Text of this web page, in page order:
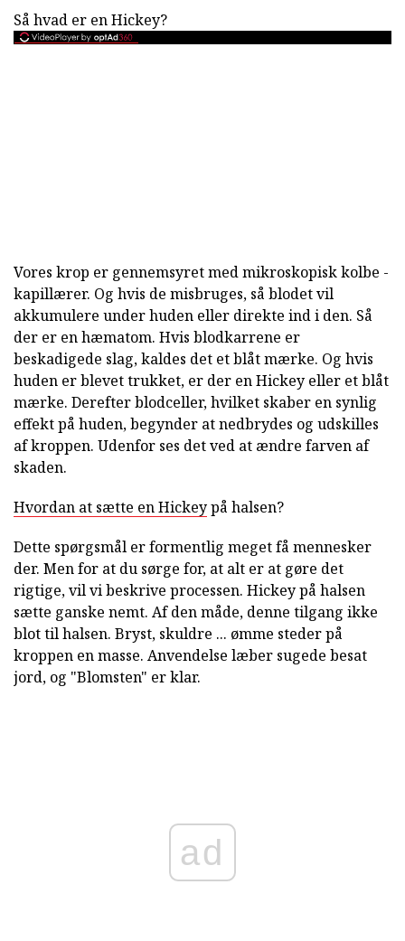
Så hvad er en Hickey?
Vores krop er gennemsyret med mikroskopisk kolbe -
kapillærer. Og hvis de misbruges, så blodet vil
akkumulere under huden eller direkte ind i den. Så
der er en hæmatom. Hvis blodkarrene er
beskadigede slag, kaldes det et blåt mærke. Og hvis
huden er blevet trukket, er der en Hickey eller et blåt
mærke. Derefter blodceller, hvilket skaber en synlig
effekt på huden, begynder at nedbrydes og udskilles
af kroppen. Udenfor ses det ved at ændre farven af
skaden.
Hvordan at sætte en Hickeypå halsen?
Dette spørgsmål er formentlig meget få mennesker
der. Men for at du sørge for, at alt er at gøre det
rigtige, vil vi beskrive processen. Hickey på halsen
sætte ganske nemt. Af den måde, denne tilgang ikke
blot til halsen. Bryst, skuldre ... ømme steder på
kroppen en masse. Anvendelse læber sugede besat
jord, og "Blomsten" er klar.
ad